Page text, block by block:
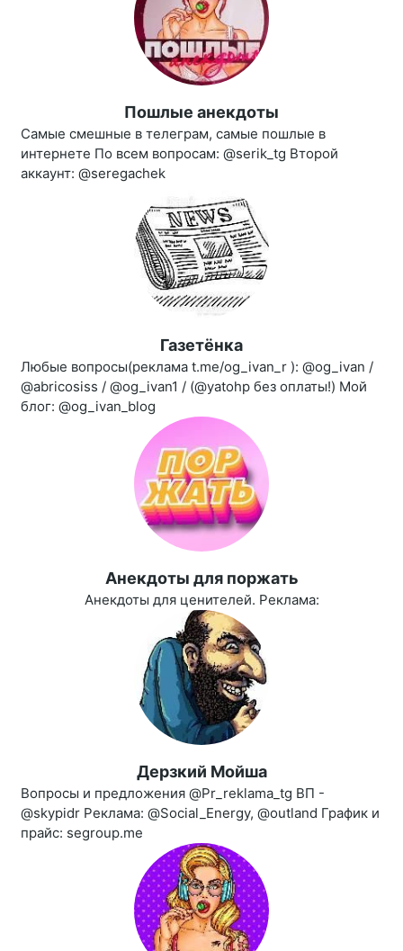
Пошлые анекдоты
Самые смешные в телеграм, самые пошлые в
интернете По всем вопросам: @serik_tg Второй
аккаунт: @seregachek
Газетёнка
Любые вопросы(реклама t.me/og_ivan_r ): @og_ivan /
@abricosiss / @og_ivan1 / (@yatohp без оплаты!) Мой
блог: @og_ivan_blog
Aнекдоты для поржать
Анекдоты для ценителей. Реклама:
Дерзкий Мойша
Вопросы и предложения @Pr_reklama_tg ВП -
@skypidr Реклама: @Social_Energy, @outland График и
прайс: segroup.me